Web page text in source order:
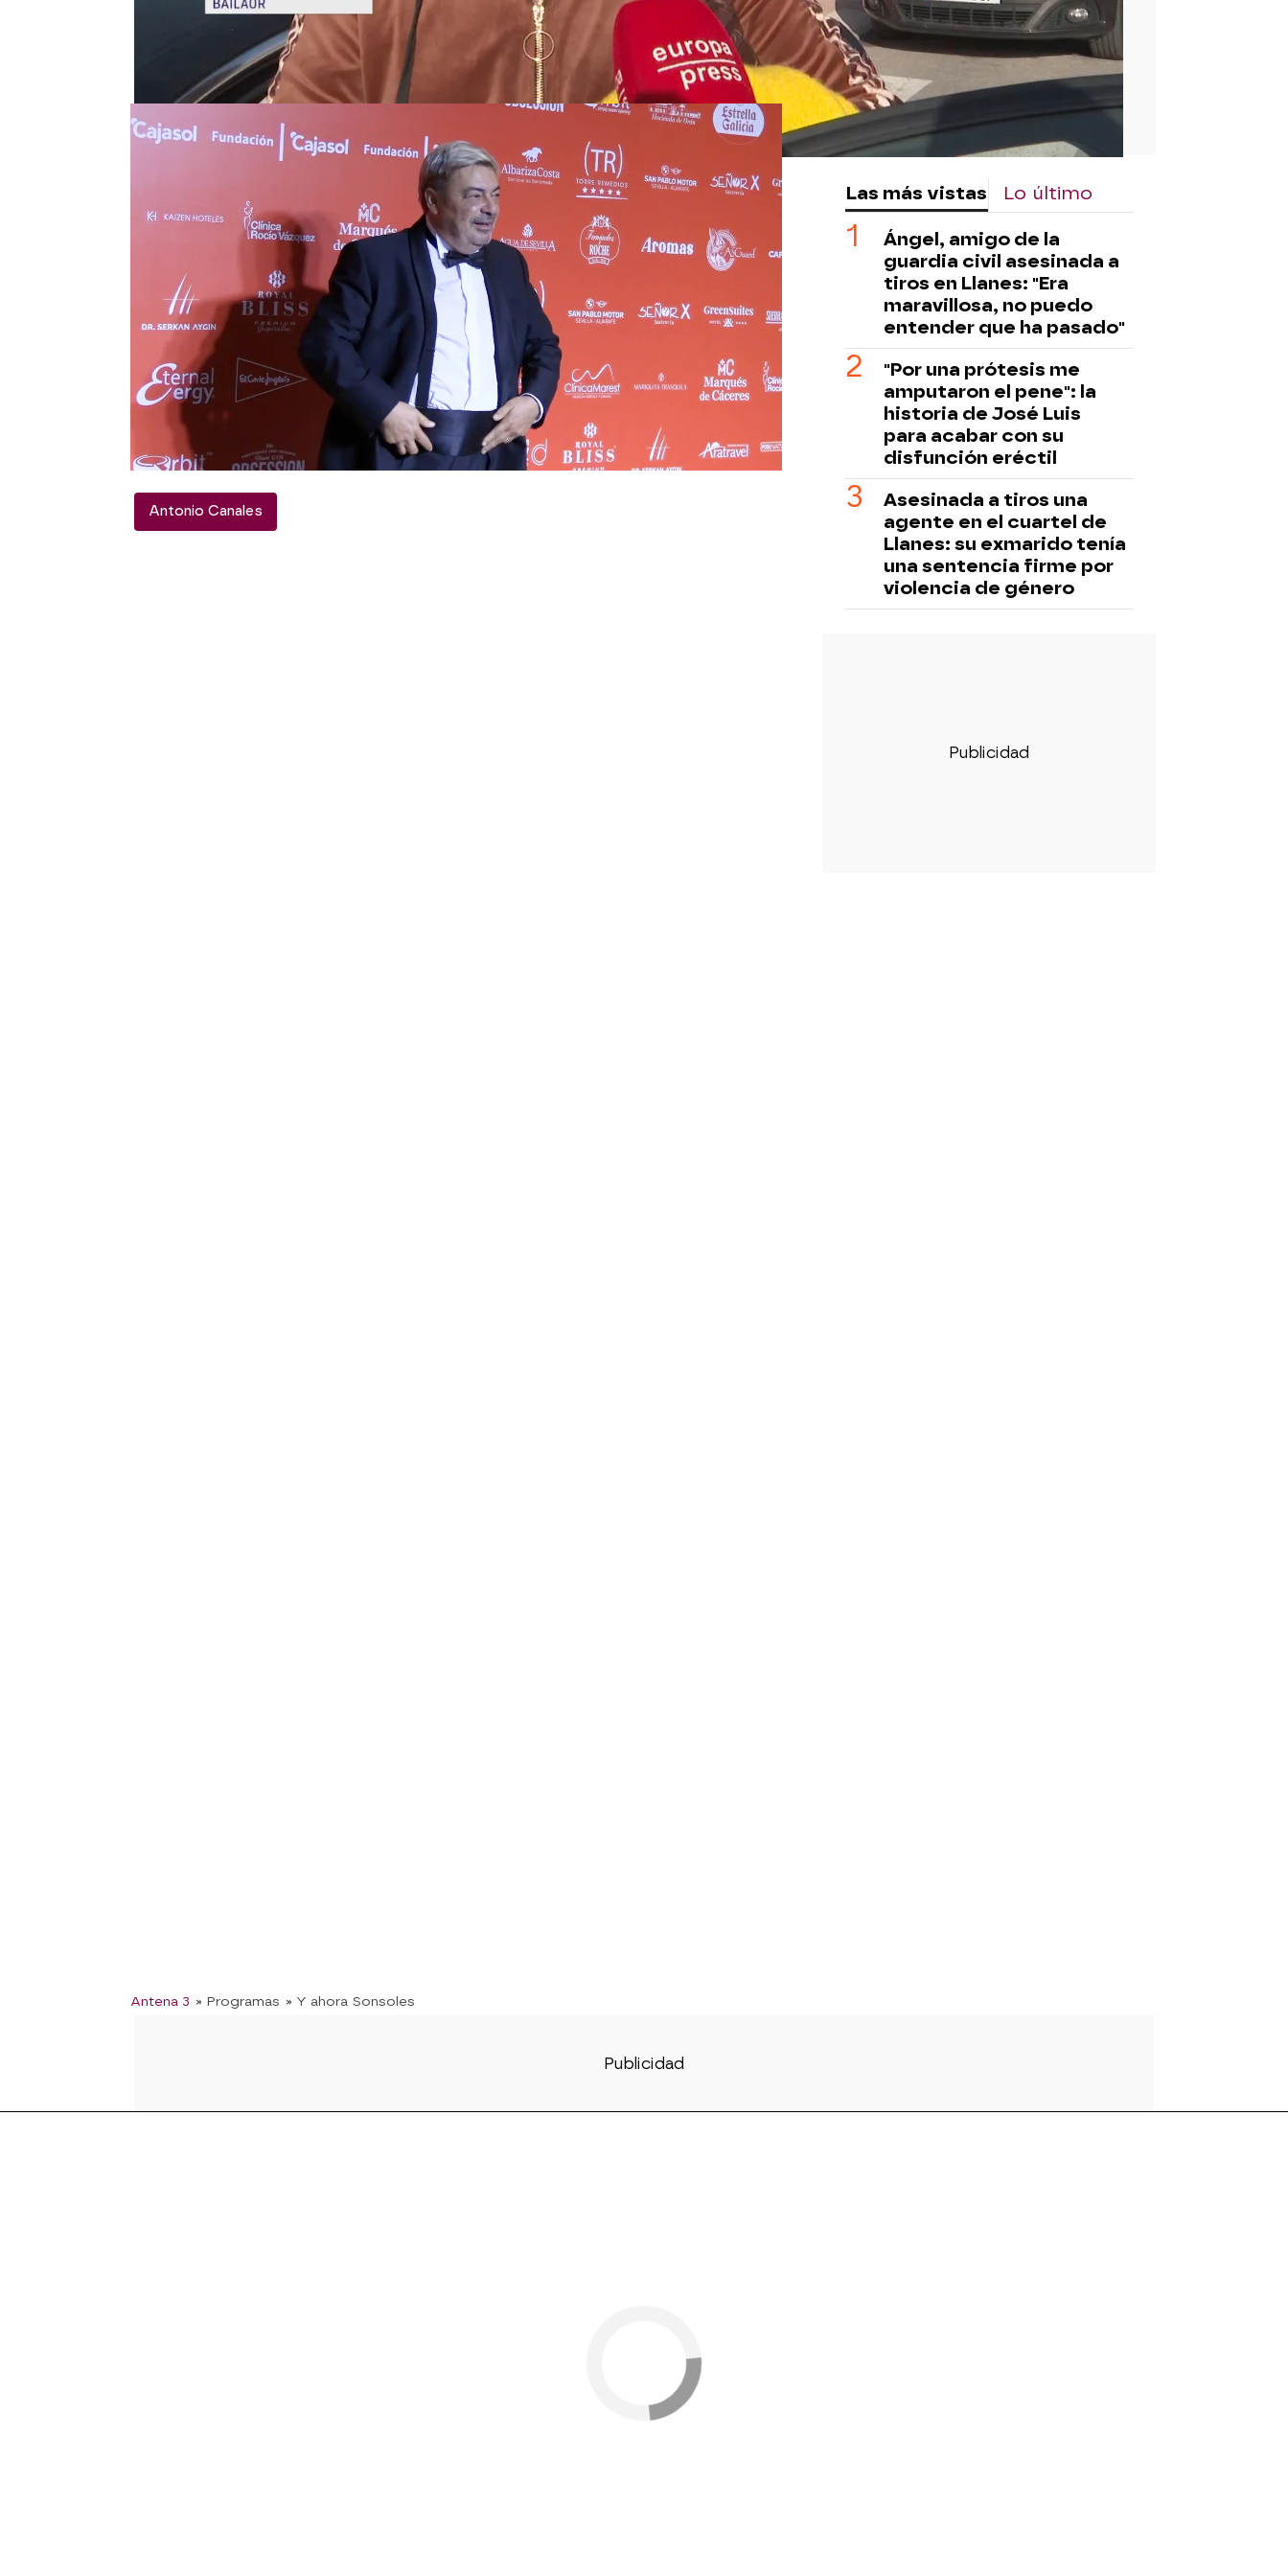
Antonio Canales
pasa por uno de sus momentos de mayor
vulnerabilidad. La casera de su vivienda en Madrid le acusa de
inquiokupa
y asegura que lleva7 meses sin pagar el alquiler ,
acumulando una deuda de 5.000 euros
El bailaor no se había pronunciado hasta ahora, que ha cargado
contra ella en redes sociales, tachándola de ser una
" con la que solía mantener unarelación muy
cercana
. Según él, han veraneado juntos en Asturias
, pero su
casera Pilar lo niega: "Es un embustero,
ha cogido una foto mía
para decir que pasamos un verano juntos".
Canales ha dado unas últimas declaraciones, donde asegura
que ha intentado saldar su deuda, pero Pilar no acepta su
dinero."He querido pagar y no me deja"
, ha advertido el bailaor.
Pilar sigue manteniendo que lo único que quiere es que
Canales se marche. "Si él me quiere pagar, que meta el dinero
en un juzgado,
yo lo que quiero es que se vaya
sentenciado la casera, desesperada. ¿Cuándo terminará la
guerra entre Canales y su casera?
Antonio Canales
Antena 3 » Programas » Y ahora Sonsoles
Las más vistas Lo último
Ángel, amigo de la
guardia civil asesinada a
tiros en Llanes: "Era
maravillosa, no puedo
entender que ha pasado"
"Por una prótesis me
amputaron el pene": la
historia de José Luis
para acabar con su
disfunción eréctil
Asesinada a tiros una
agente en el cuartel de
Llanes: su exmarido tenía
una sentencia firme por
violencia de género